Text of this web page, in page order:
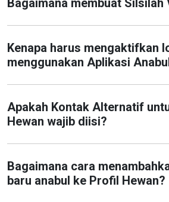
Bagaimana membuat Silsilah
Kenapa harus mengaktifkan
menggunakan Aplikasi
Apakah Kontak Alternatif
Hewan wajib diisi?
Bagaimana cara
baru anabul ke Profil Hewan?